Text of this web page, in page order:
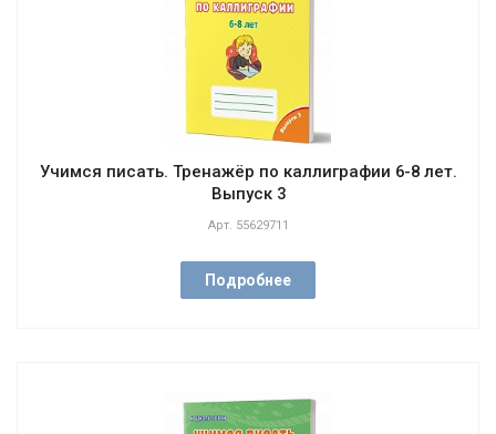
Учимся писать. Тренажёр по каллиграфии 6-8 лет.
Выпуск 3
Арт. 55629711
Подробнее